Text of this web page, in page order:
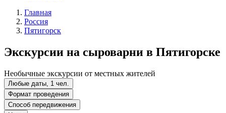
Главная
Россия
Пятигорск
Экскурсии на сыроварни в Пятигорске
Необычные экскурсии от местных жителей
Любые даты, 1 чел.
Формат проведения
Способ передвижения